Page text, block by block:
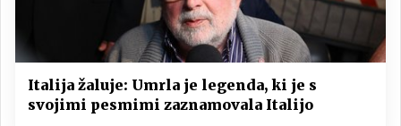
Italija žaluje: Umrla je legenda, ki je s
svojimi pesmimi zaznamovala Italijo